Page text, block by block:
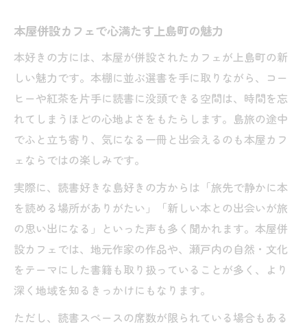
本屋併設カフェで心満たす上島町の魅力
本好きの方には、本屋が併設されたカフェが上島町の新
しい魅力です。本棚に並ぶ選書を手に取りながら、コー
ヒーや紅茶を片手に読書に没頭できる空間は、時間を忘
れてしまうほどの心地よさをもたらします。島旅の途中
でふと立ち寄り、気になる一冊と出会えるのも本屋カフ
ェならではの楽しみです。
実際に、読書好きな島好きの方からは「旅先で静かに本
を読める場所がありがたい」「新しい本との出会いが旅
の思い出になる」といった声も多く聞かれます。本屋併
設カフェでは、地元作家の作品や、瀬戸内の自然・文化
をテーマにした書籍も取り扱っていることが多く、より
深く地域を知るきっかけにもなります。
ただし、読書スペースの席数が限られている場合もある